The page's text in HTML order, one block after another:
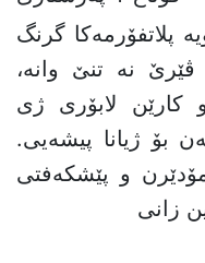
پلاتفۆرمەکا گرنگ
نە تنێ وانە،
کارێن لابۆری ژی
بۆ ژیانا پیشەیی.
و پێشکەفتی
زانی